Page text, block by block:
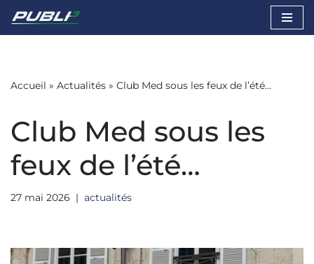
Aller
Accueil » Actualités » Club Med sous les feux de l’été…
Club Med sous les
feux de l’été…
27 mai 2026 actualités